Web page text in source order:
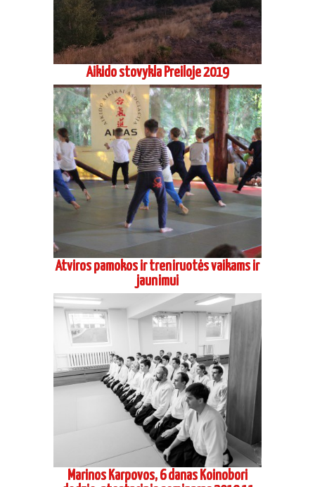
Atviros pamokos ir treniruotės vaikams ir
jaunimui
Marinos Karpovos, 6 danas Koinobori
dodzio, atestacinis seminaras 2019 11
S. Seki sensėjaus seminaras Rumunijoje 2018 09